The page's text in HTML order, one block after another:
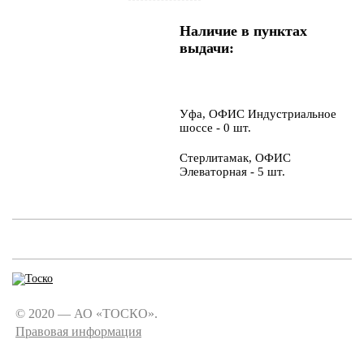
Наличие в пунктах
выдачи:
Уфа, ОФИС Индустриальное
шоссе - 0 шт.
Стерлитамак, ОФИС
Элеваторная - 5 шт.
© 2020 — АО «ТОСКО».
Правовая информация